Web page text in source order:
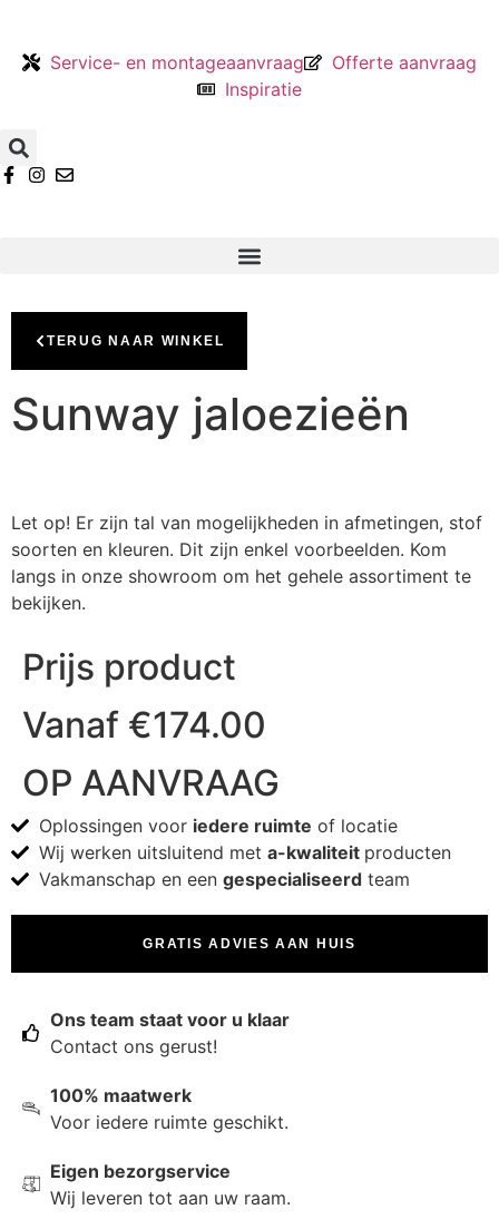
Service- en montageaanvraag
Offerte aanvraag
Inspiratie
TERUG NAAR WINKEL
Sunway jaloezieën
Let op! Er zijn tal van mogelijkheden in afmetingen, stof
soorten en kleuren. Dit zijn enkel voorbeelden. Kom
langs in onze showroom om het gehele assortiment te
bekijken.
Prijs product
Vanaf €174.00
OP AANVRAAG
Oplossingen voor iedere ruimte of locatie
Wij werken uitsluitend met a-kwaliteit producten
Vakmanschap en een gespecialiseerd team
GRATIS ADVIES AAN HUIS
Ons team staat voor u klaar
Contact ons gerust!
100% maatwerk
Voor iedere ruimte geschikt.
Eigen bezorgservice
Wij leveren tot aan uw raam.